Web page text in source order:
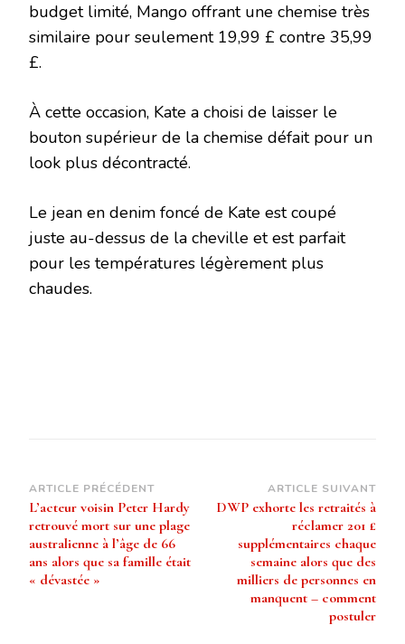
budget limité, Mango offrant une chemise très
similaire pour seulement 19,99 £ contre 35,99
£.
À cette occasion, Kate a choisi de laisser le
bouton supérieur de la chemise défait pour un
look plus décontracté.
Le jean en denim foncé de Kate est coupé
juste au-dessus de la cheville et est parfait
pour les températures légèrement plus
chaudes.
Navigation
d’article
ARTICLE PRÉCÉDENT
L’acteur voisin Peter Hardy
retrouvé mort sur une plage
australienne à l’âge de 66
ans alors que sa famille était
« dévastée »
ARTICLE SUIVANT
DWP exhorte les retraités à
réclamer 201 £
supplémentaires chaque
semaine alors que des
milliers de personnes en
manquent – ​​comment
postuler